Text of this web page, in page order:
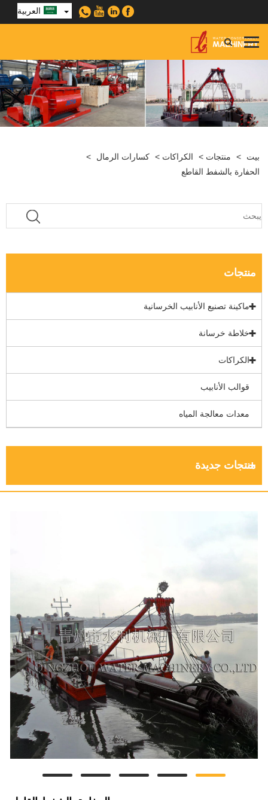
العربية
بيت > منتجات > الكراكات > كسارات الرمال
>
الحفارة بالشفط القاطع
منتجات
ماكينة تصنيع الأنابيب الخرسانية
خلاطة خرسانة
الكراكات
قوالب الأنابيب
معدات معالجة المياه
منتجات جديدة